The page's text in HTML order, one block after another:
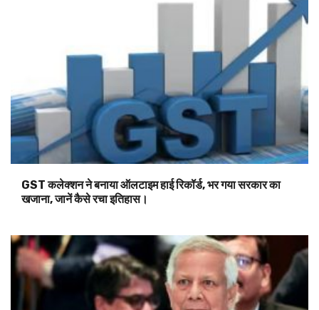
GST कलेक्शन ने बनाया ऑलटाइम हाई रिकॉर्ड, भर गया सरकार का
खजाना, जानें कैसे रचा इतिहास।